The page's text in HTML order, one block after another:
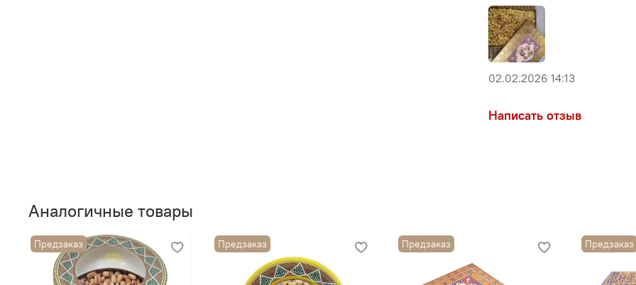
Происхождение:
Сорт:
Урожай: 2025 год
Размер: крупный,
02.02.2026 14:13
Написать отзыв
Аналогичные товары
Предзаказ Предзаказ Предзаказ Предзаказ